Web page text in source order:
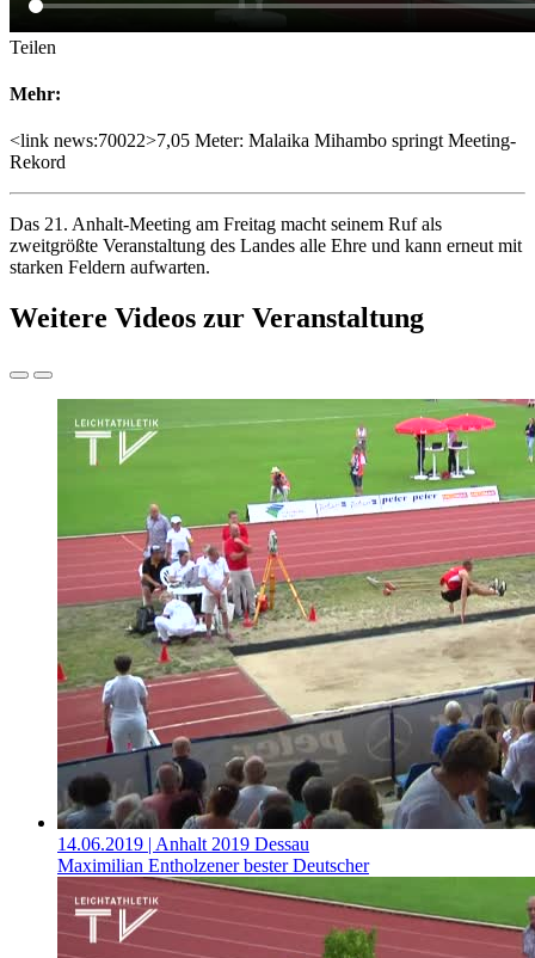
Teilen
Mehr:
<link news:70022>7,05 Meter: Malaika Mihambo springt Meeting-
Rekord
Das 21. Anhalt-Meeting am Freitag macht seinem Ruf als
zweitgrößte Veranstaltung des Landes alle Ehre und kann erneut mit
starken Feldern aufwarten.
Weitere Videos zur Veranstaltung
14.06.2019 | Anhalt 2019 Dessau
Maximilian Entholzener bester Deutscher